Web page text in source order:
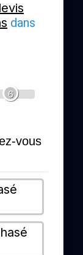
dans
6
vous